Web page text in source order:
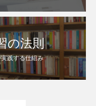
の法則
実践する仕組み